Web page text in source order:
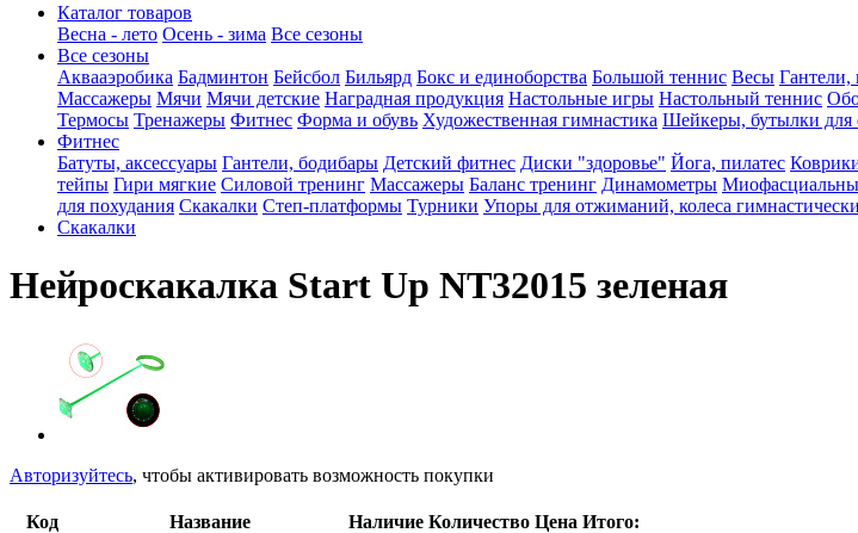
Каталог товаров
Весна - лето Осень - зима Все сезоны
Все сезоны
Аквааэробика Бадминтон Бейсбол Бильярд Бокс и единоборства Большой теннис Весы Гантели,
Массажеры Мячи Мячи детские Наградная продукция Настольные игры Настольный теннис
Термосы Тренажеры Фитнес Форма и обувь Художественная гимнастика Шейкеры, бутылки для
Фитнес
Батуты, аксессуары Гантели, бодибары Детский фитнес Диски "здоровье" Йога, пилатес
тейпы Гири мягкие Силовой тренинг Массажеры Баланс тренинг Динамометры
для похудания Скакалки Степ-платформы Турники Упоры для отжиманий, колеса
Скакалки
Нейроскакалка Start Up NT32015 зеленая
Авторизуйтесь, чтобы активировать возможность покупки
Код Название Наличие Количество Цена Итого: